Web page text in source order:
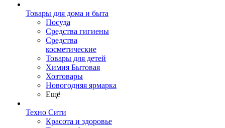
Товары для дома и быта
Посуда
Средства гигиены
Средства
косметические
Товары для детей
Химия Бытовая
Хозтовары
Новогодняя ярмарка
Ещё
Техно Сити
Красота и здоровье